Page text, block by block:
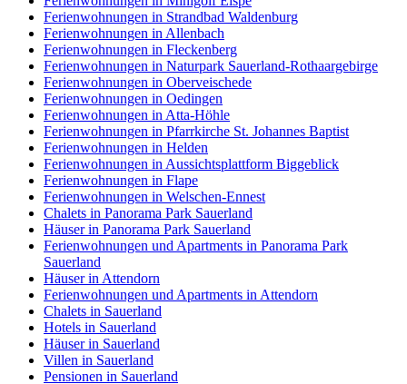
Ferienwohnungen in Strandbad Waldenburg
Ferienwohnungen in Allenbach
Ferienwohnungen in Fleckenberg
Ferienwohnungen in Naturpark Sauerland-Rothaargebirge
Ferienwohnungen in Oberveischede
Ferienwohnungen in Oedingen
Ferienwohnungen in Atta-Höhle
Ferienwohnungen in Pfarrkirche St. Johannes Baptist
Ferienwohnungen in Helden
Ferienwohnungen in Aussichtsplattform Biggeblick
Ferienwohnungen in Flape
Ferienwohnungen in Welschen-Ennest
Chalets in Panorama Park Sauerland
Häuser in Panorama Park Sauerland
Ferienwohnungen und Apartments in Panorama Park
Sauerland
Häuser in Attendorn
Ferienwohnungen und Apartments in Attendorn
Chalets in Sauerland
Hotels in Sauerland
Häuser in Sauerland
Villen in Sauerland
Pensionen in Sauerland